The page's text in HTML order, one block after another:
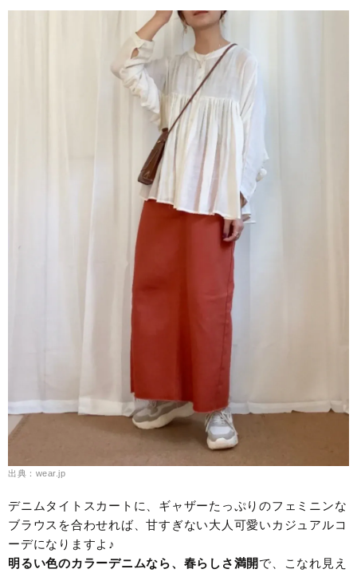
出典：wear.jp
デニムタイトスカートに、ギャザーたっぷりのフェミニンな
ブラウスを合わせれば、甘すぎない大人可愛いカジュアルコ
ーデになりますよ♪
明るい色のカラーデニムなら、春らしさ満開 で、こなれ見え